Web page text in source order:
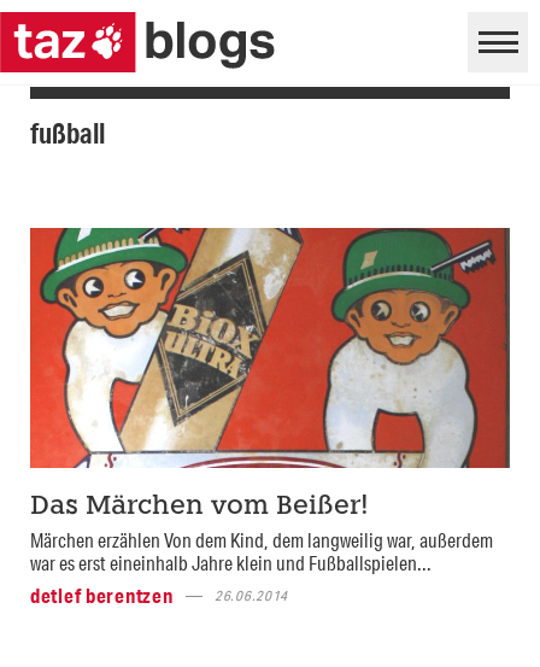
fußball
Das Märchen vom Beißer!
Märchen erzählen Von dem Kind, dem langweilig war, außerdem
war es erst eineinhalb Jahre klein und Fußballspielen...
detlef berentzen
26.06.2014